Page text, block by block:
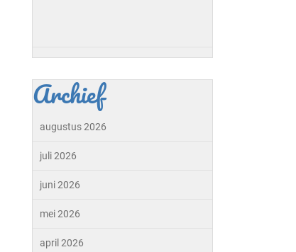
Archief
augustus 2026
juli 2026
juni 2026
mei 2026
april 2026